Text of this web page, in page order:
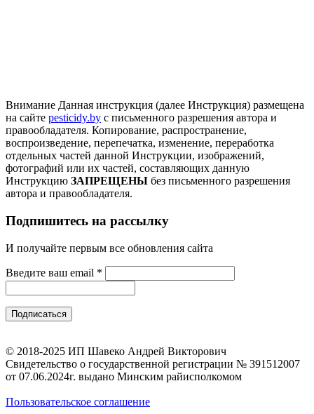
Внимание Данная инструкция (далее Инструкция) размещена
на сайте pesticidy.by с письменного разрешения автора и
правообладателя. Копирование, распространение,
воспроизведение, перепечатка, изменение, переработка
отдельных частей данной Инструкции, изображений,
фотографий или их частей, составляющих данную
Инструкцию ЗАПРЕЩЕНЫ без письменного разрешения
автора и правообладателя.
Подпишитесь на рассылку
И получайте первым все обновления сайта
Введите ваш email *
© 2018-2025 ИП Шавеко Андрей Викторович
Свидетельство о государственной регистрации № 391512007
от 07.06.2024г. выдано Минским райисполкомом
Пользовательское соглашение